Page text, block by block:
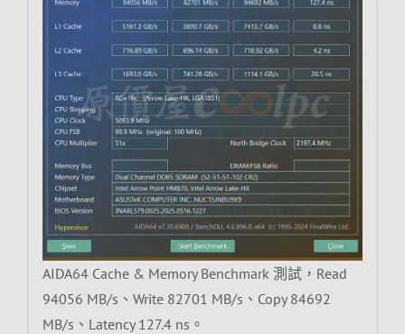
AIDA64 Cache & Memory Benchmark 測試，Read
94056 MB/s、Write 82701 MB/s、Copy 84692
MB/s、Latency 127.4 ns。